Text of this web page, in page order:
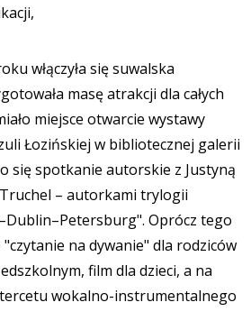
włączyła się suwalska
masę atrakcji dla całych
miejsce otwarcie wystawy
Łozińskiej w bibliotecznej galerii
się spotkanie autorskie z Justyną
– autorkami trylogii
Oprócz tego
"czytanie na dywanie" dla rodziców
film dla dzieci, a na
wokalno-instrumentalnego